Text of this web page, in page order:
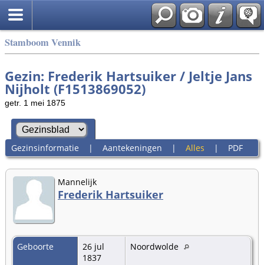
Stamboom Vennik
Gezin: Frederik Hartsuiker / Jeltje Jans
Nijholt (F1513869052)
getr. 1 mei 1875
Gezinsinformatie | Aantekeningen | Alles | PDF
Mannelijk
Frederik Hartsuiker
Geboorte
26 jul
1837
Noordwolde